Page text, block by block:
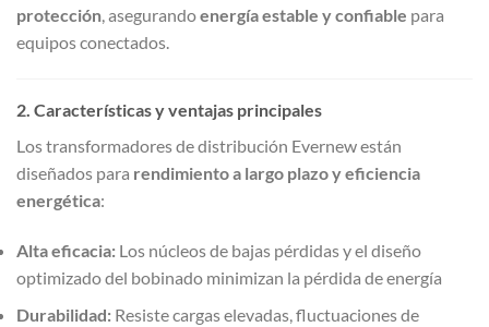
protección, asegurandoenergía estable y confiable para
equipos conectados.
2. Características y ventajas principales
Los transformadores de distribución Evernew están
diseñados para rendimiento a largo plazo y eficiencia
energética:
Alta eficacia: Los núcleos de bajas pérdidas y el diseño
optimizado del bobinado minimizan la pérdida de energía
Durabilidad: Resiste cargas elevadas, fluctuaciones de